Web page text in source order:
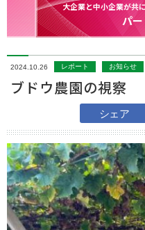
大企業と中小企業が共に成長
パートナ
2024.10.26 レポート お知らせ
ブドウ農園の視察
シェア